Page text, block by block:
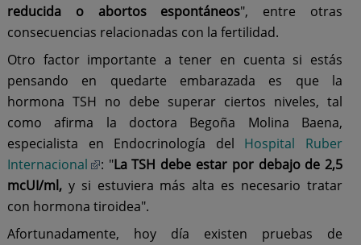
reducida o abortos espontáneos", entre otras
consecuencias relacionadas con la fertilidad.
Otro factor importante a tener en cuenta si estás
pensando en quedarte embarazada es que la
hormona TSH no debe superar ciertos niveles, tal
como afirma la doctora Begoña Molina Baena,
especialista en Endocrinología del Hospital Ruber
Internacional
: "La TSH debe estar por debajo de 2,5
mcUI/ml,y si estuviera más alta es necesario tratar
con hormona tiroidea".
Afortunadamente, hoy día existen pruebas de